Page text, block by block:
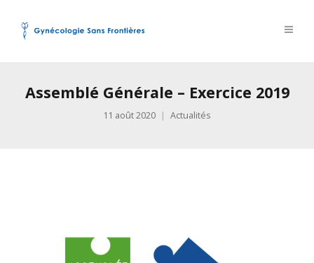
Assemblé Générale – Exercice 2019
11 août 2020 Actualités